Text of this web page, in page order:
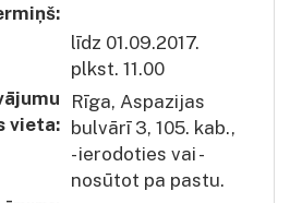
līdz 01.09.2017.
plkst. 11.00
vieta:
Rīga, Aspazijas
bulvārī 3, 105. kab.,
- ierodoties vai -
nosūtot pa pastu.